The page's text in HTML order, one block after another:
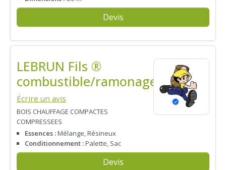
Devis
LEBRUN Fils ®
combustible/ramonage
Écrire un avis
BOIS CHAUFFAGE COMPACTES
COMPRESSEES
Essences :Mélange, Résineux
Conditionnement :Palette, Sac
Devis